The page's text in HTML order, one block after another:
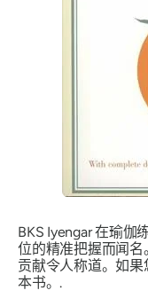
BKS Iyengar 在瑜伽
位的精准把握而闻
贡献令人称道。如
本书。.